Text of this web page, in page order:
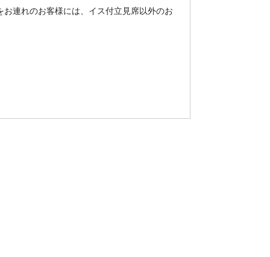
連れのお客様には、イス付立見席以外のお